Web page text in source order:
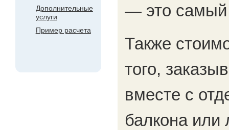
Дополнительные
услуги
Пример расчета
— это самый
Также
того,
вместе с
балкона